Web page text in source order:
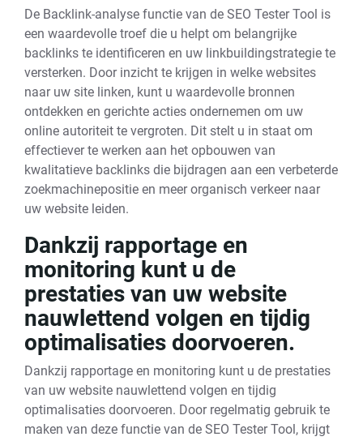
De Backlink-analyse functie van de SEO Tester Tool is
een waardevolle troef die u helpt om belangrijke
backlinks te identificeren en uw linkbuildingstrategie te
versterken. Door inzicht te krijgen in welke websites
naar uw site linken, kunt u waardevolle bronnen
ontdekken en gerichte acties ondernemen om uw
online autoriteit te vergroten. Dit stelt u in staat om
effectiever te werken aan het opbouwen van
kwalitatieve backlinks die bijdragen aan een verbeterde
zoekmachinepositie en meer organisch verkeer naar
uw website leiden.
Dankzij rapportage en
monitoring kunt u de
prestaties van uw website
nauwlettend volgen en tijdig
optimalisaties doorvoeren.
Dankzij rapportage en monitoring kunt u de prestaties
van uw website nauwlettend volgen en tijdig
optimalisaties doorvoeren. Door regelmatig gebruik te
maken van deze functie van de SEO Tester Tool, krijgt